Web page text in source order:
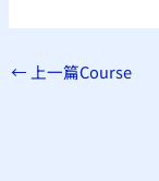
← 上一篇Course